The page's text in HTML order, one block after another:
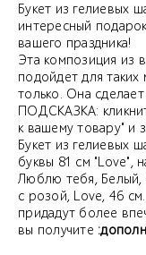
Букет из гелиевых
интересный
вашего праздника!
Эта композиция из
подойдет для
только. Она
ПОДСКАЗКА:
к вашему товару" и
Букет из гелиевых
буквы 81 см "Love",
Люблю тебя, Белый,
c розой, Love, 46
придадут более
вы получите